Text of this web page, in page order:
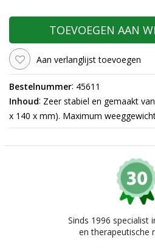
TOEVOEGEN AAN
Aan verlanglijst toevoegen
Bestelnummer: 45611
Inhoud: Zeer stabiel en gemaakt
x 140 x mm). Maximum
Sinds 1996 specialist
en therapeutische